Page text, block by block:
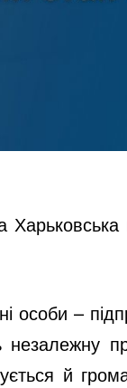
особи –
й